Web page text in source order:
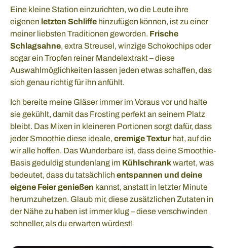
Eine kleine Station einzurichten, wo die Leute ihre
eigenen letzten Schliffe hinzufügen können, ist zu einer
meiner liebsten Traditionen geworden. Frische
Schlagsahne, extra Streusel, winzige Schokochips oder
sogar ein Tropfen reiner Mandelextrakt – diese
Auswahlmöglichkeiten lassen jeden etwas schaffen, das
sich genau richtig für ihn anfühlt.
Ich bereite meine Gläser immer im Voraus vor und halte
sie gekühlt, damit das Frosting perfekt an seinem Platz
bleibt. Das Mixen in kleineren Portionen sorgt dafür, dass
jeder Smoothie diese ideale, cremige Textur hat, auf die
wir alle hoffen. Das Wunderbare ist, dass deine Smoothie-
Basis geduldig stundenlang im Kühlschrankwartet, was
bedeutet, dass du tatsächlich entspannen und deine
eigene Feier genießen kannst, anstatt in letzter Minute
herumzuhetzen. Glaub mir, diese zusätzlichen Zutaten in
der Nähe zu haben ist immer klug – diese verschwinden
schneller, als du erwarten würdest!